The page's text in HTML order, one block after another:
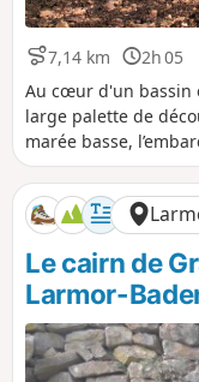
7,14 km
D
i
s
t
a
n
c
e
2h 05
D
u
r
é
e
n
i
l
i
t
i
f
Au cœur d'un bassin
large palette de
marée basse,
Cairn de Gavrinis,
ilots. En retrait de la
Marais de Pen en
Le cairn de
Larmor-